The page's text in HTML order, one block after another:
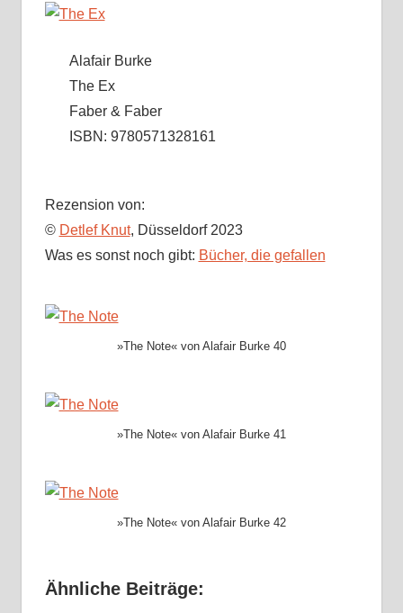
Alafair Burke
The Ex
Faber & Faber
ISBN: 9780571328161
Rezension von:
© Detlef Knut, Düsseldorf 2023
Was es sonst noch gibt: Bücher, die gefallen
»The Note« von Alafair Burke 40
»The Note« von Alafair Burke 41
»The Note« von Alafair Burke 42
Ähnliche Beiträge: